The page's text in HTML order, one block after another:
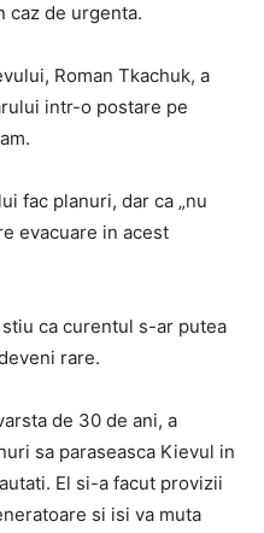
caz de urgenta.
Roman Tkachuk, a
intr-o postare pe
fac planuri, dar ca „nu
evacuare in acest
ca curentul s-ar putea
rare.
de 30 de ani, a
sa paraseasca Kievul in
El si-a facut provizii
si isi va muta